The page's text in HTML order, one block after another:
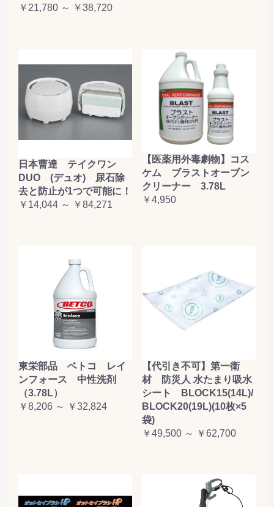
￥21,780 ～ ￥38,720
日本曹達 テイクワン
DUO (デュオ) 尿石除
去と防止が1つで可能に！
￥14,044 ～ ￥84,271
【医薬用外毒劇物】コス
ケム ブラストオーブン
クリーナー 3.78L
￥4,950
東栄部品 ベトコ レイ
ンフォース 中性洗剤
（3.78L）
￥8,206 ～ ￥32,824
【代引き不可】第一衛
材 防災人 水たまり吸水
シート BLOCK15(14L)/
BLOCK20(19L)(10枚×5
袋)
￥49,500 ～ ￥62,700